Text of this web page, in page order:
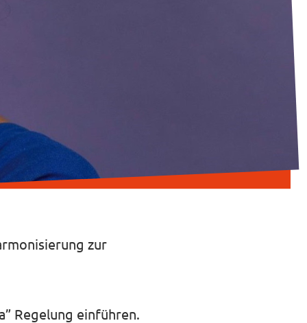
zur
Regelung einführen.